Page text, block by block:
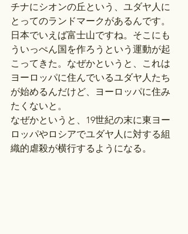
チナにシオンの丘という、ユダヤ人に
とってのランドマークがあるんです。
日本でいえば富士山ですね。そこにも
ういっぺん国を作ろうという運動が起
こってきた。なぜかというと、これは
ヨーロッパに住んでいるユダヤ人たち
が始めるんだけど、ヨーロッパに住み
たくないと。
なぜかというと、19世紀の末に東ヨー
ロッパやロシアでユダヤ人に対する組
織的虐殺が横行するようになる。